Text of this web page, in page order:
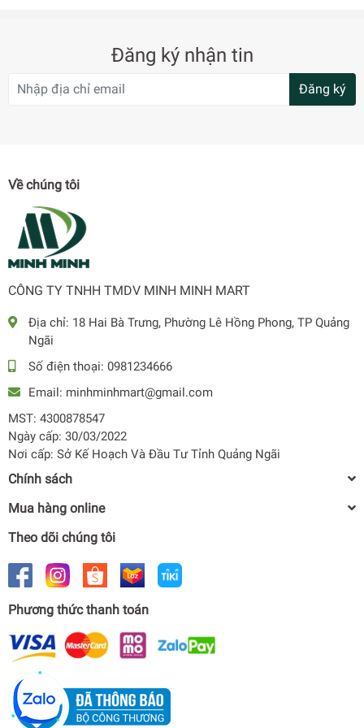
Bánh xe & Tay cầm tiện dụng
Máy làm mát được trang bị 4 bánh xe chắc chắn nên rất dễ
dàng di chuyển, thuận tiện khi muốn thay đổi không gian
làm mát. Tay cầm sâu được trang bị hai bên thân máy hỗ
trợ việc di chuyển dễ dàng hơn.
Đăng ký nhận tin
Đăng ký
Về chúng tôi
CÔNG TY TNHH TMDV MINH MINH MART
Địa chỉ: 18 Hai Bà Trưng, Phường Lê Hồng Phong, TP Quảng
Ngãi
Số điện thoại: 0981234666
Email: minhminhmart@gmail.com
MST: 4300878547
Ngày cấp: 30/03/2022
Nơi cấp: Sở Kế Hoạch Và Đầu Tư Tỉnh Quảng Ngãi
Chính sách
Mua hàng online
Theo dõi chúng tôi
Phương thức thanh toán
0₫
undefined